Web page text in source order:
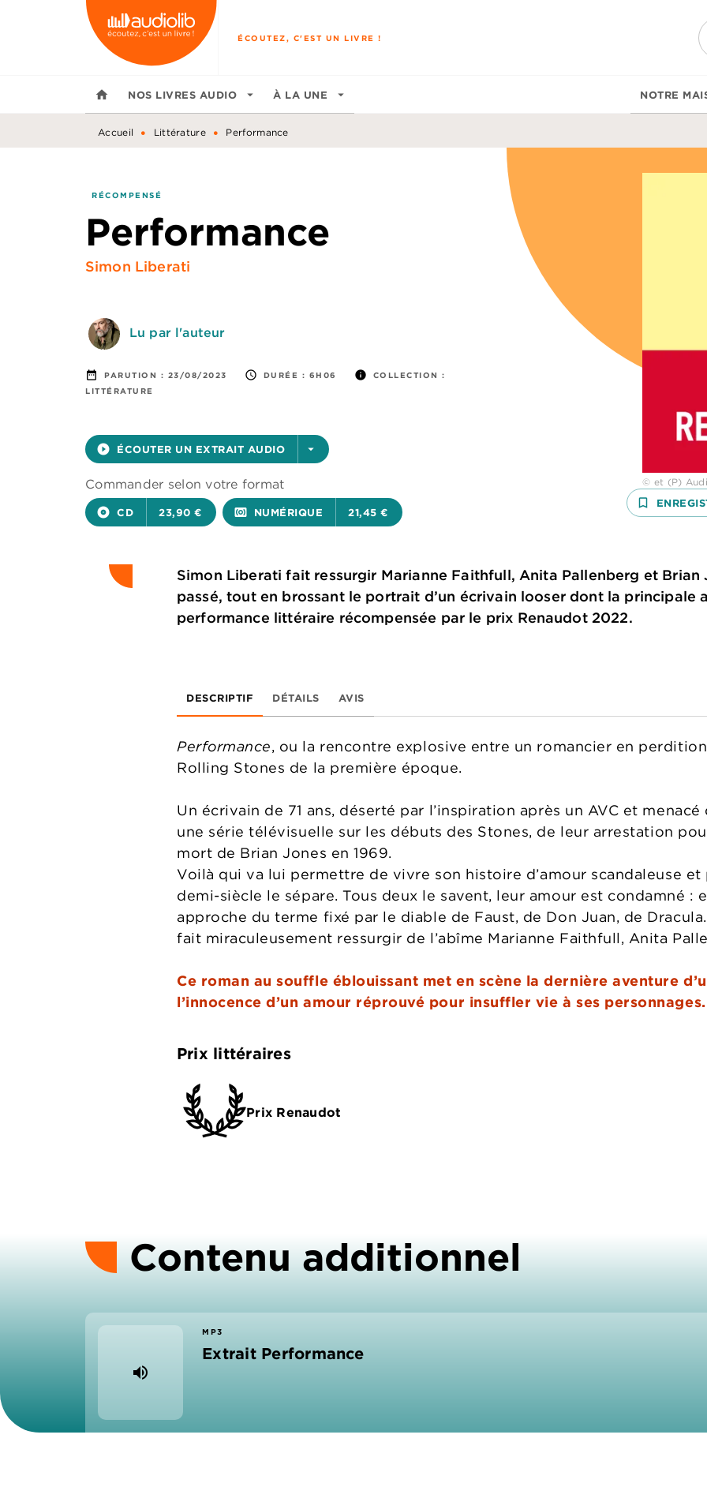
MENU RECHERCHE
ÉCOUTEZ, C'EST UN LIVRE !
home NOS LIVRES AUDIO arrow_drop_down À LA UNE arrow_drop_down NOTRE
Accueil • Littérature • Performance
RÉCOMPENSÉ
Performance
Simon Liberati
Lu par l'auteur
date_range PARUTION : 23/08/2023 access_time DURÉE : 6H06 info
COLLECTION :
LITTÉRATURE
play_circle_filled ÉCOUTER UN EXTRAIT AUDIO arrow_drop_down
Commander selon votre format
album CD 23,90 € surround_sound NUMÉRIQUE 21,45 €
© et (P)
bookmark_border
Simon Liberati fait ressurgir Marianne Faithfull, Anita Pallenberg et Brian
passé, tout en brossant le portrait d’un écrivain looser dont la principale
performance littéraire récompensée par le prix Renaudot 2022.
DESCRIPTIF DÉTAILS AVIS
Performance, ou la rencontre explosive entre un romancier en
Rolling Stones de la première époque.
Un écrivain de 71 ans, déserté par l’inspiration après un AVC et
une série télévisuelle sur les débuts des Stones, de leur arrestation
mort de Brian Jones en 1969.
Voilà qui va lui permettre de vivre son histoire d’amour scandaleuse et
demi-siècle le sépare. Tous deux le savent, leur amour est condamné :
approche du terme fixé par le diable de Faust, de Don Juan, de
fait miraculeusement ressurgir de l’abîme Marianne Faithfull, Anita
Ce roman au souffle éblouissant met en scène la dernière aventure
l’innocence d’un amour réprouvé pour insuffler vie à ses personnages.
Prix littéraires
Prix Renaudot
Contenu additionnel
volume_up
MP3
Extrait Performance